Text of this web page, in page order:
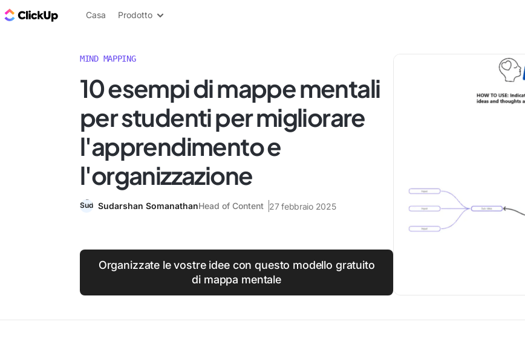
Blog di ClickUp
Casa Prodotto
MIND MAPPING
10 esempi di mappe mentali
per studenti per migliorare
l'apprendimento e
l'organizzazione
Sudarshan SomanathanHead of Content 27 febbraio 2025
Organizzate le vostre idee con questo modello gratuito
di mappa mentale